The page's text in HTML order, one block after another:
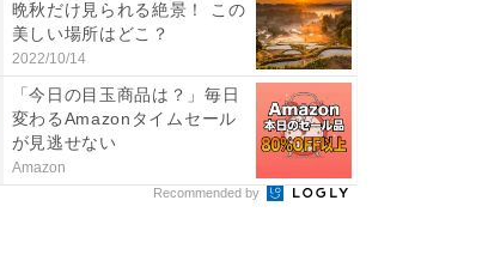
晩秋だけ見られる絶景！ この
美しい場所はどこ？
2022/10/14
「今日の目玉商品は？」毎日
変わるAmazonタイムセール
が見逃せない
Amazon
Recommended by